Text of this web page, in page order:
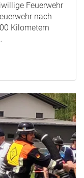
Feuerwehr
nach
Kilometern